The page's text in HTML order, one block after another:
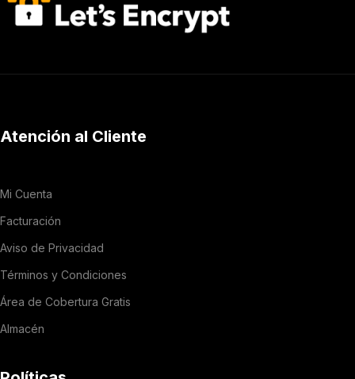
Atención al Cliente
Mi Cuenta
Facturación
Aviso de Privacidad
Términos y Condiciones
Área de Cobertura Gratis
Almacén